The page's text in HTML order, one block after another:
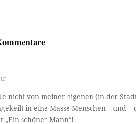
nicht von meiner eigenen (in der
in eine Masse Menschen – und
schöner Mann“!